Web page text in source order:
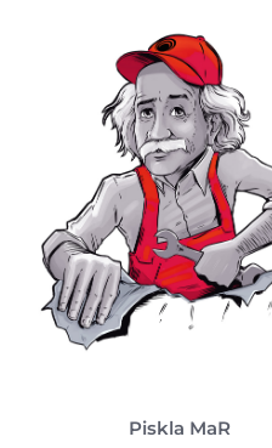
Piskla MaR